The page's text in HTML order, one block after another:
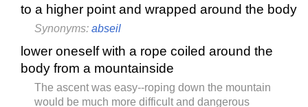
to a higher point and wrapped around the body
Synonyms: abseil
lower oneself with a rope coiled around the
body from a mountainside
The ascent was easy--roping down the mountain
would be much more difficult and dangerous